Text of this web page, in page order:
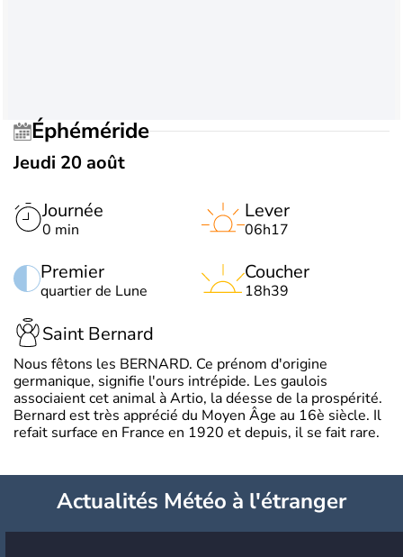
Éphéméride
Jeudi 20 août
Journée
0 min
Premier
quartier de Lune
Lever
06h17
Coucher
18h39
Saint Bernard
Nous fêtons les BERNARD. Ce prénom d'origine
germanique, signifie l'ours intrépide. Les gaulois
associaient cet animal à Artio, la déesse de la prospérité.
Bernard est très apprécié du Moyen Âge au 16è siècle. Il
refait surface en France en 1920 et depuis, il se fait rare.
Actualités Météo à l'étranger